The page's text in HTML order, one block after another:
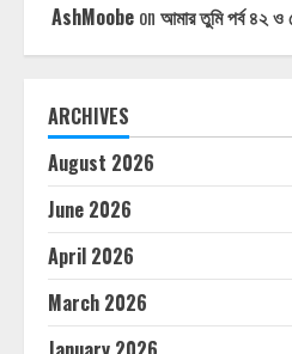
AshMoobe on আমার তুমি পর্ব ৪২ ও
ARCHIVES
August 2026
June 2026
April 2026
March 2026